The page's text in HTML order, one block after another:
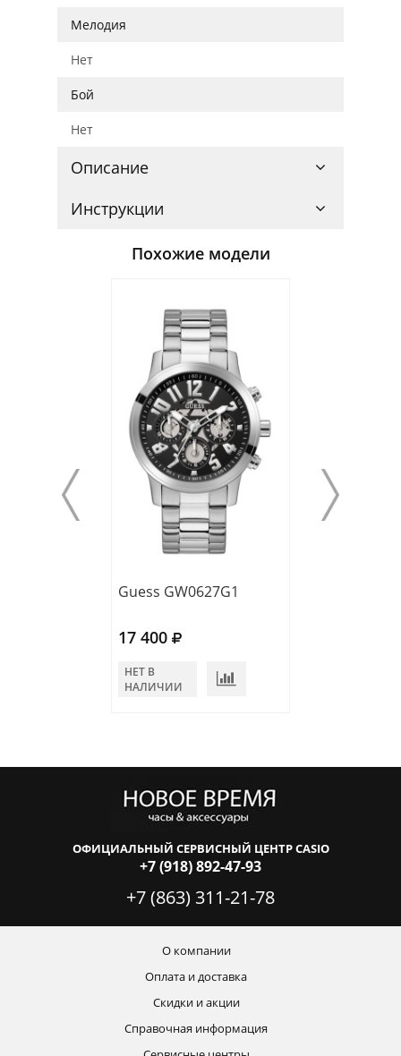
Мелодия
Нет
Бой
Нет
Описание
Инструкции
Похожие модели
Guess GW0627G1
17 400
НЕТ В
НАЛИЧИИ
ОФИЦИАЛЬНЫЙ СЕРВИСНЫЙ ЦЕНТР CASIO
+7 (918) 892-47-93
+7 (863) 311-21-78
О компании
Оплата и доставка
Скидки и акции
Справочная информация